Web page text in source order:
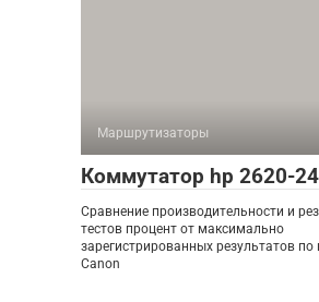
Маршрутизаторы
Коммутатор hp 2620-24
Сравнение производительности и
тестов процент от максимально
зарегистрированных результатов по
Canon